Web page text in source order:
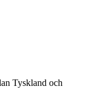
Tyskland och